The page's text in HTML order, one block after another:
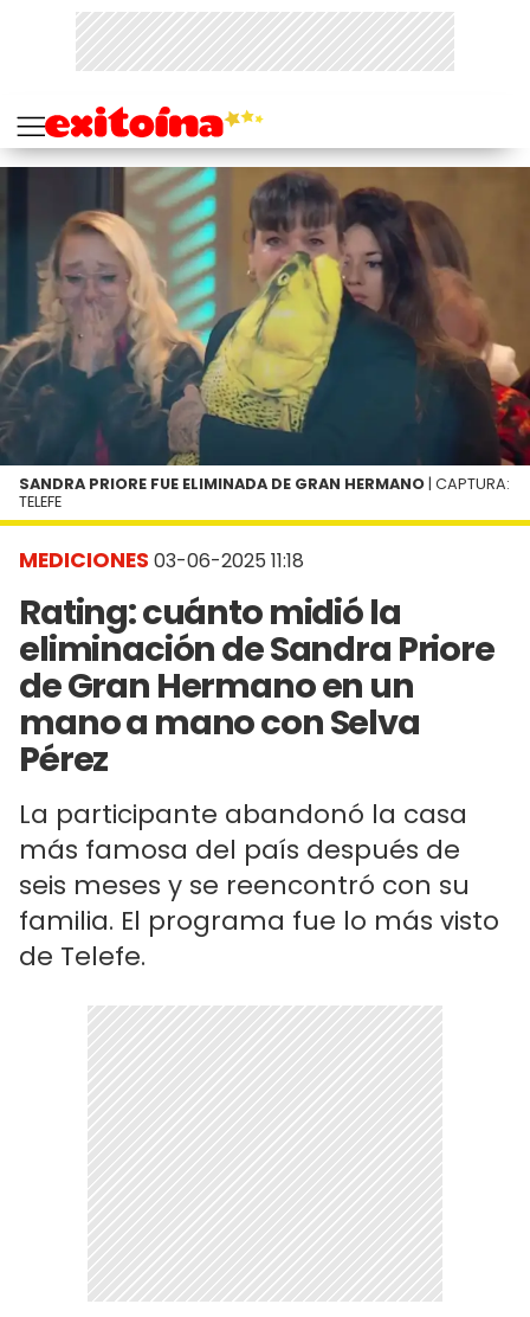
MEDICIONES 03-06-2025 11:18
Rating: cuánto midió la
eliminación de Sandra Priore
de Gran Hermano en un
mano a mano con Selva
Pérez
La participante abandonó la casa
más famosa del país después de
seis meses y se reencontró con su
familia. El programa fue lo más visto
de Telefe.
SANDRA PRIORE FUE ELIMINADA DE GRAN HERMANO | CAPTURA:
TELEFE